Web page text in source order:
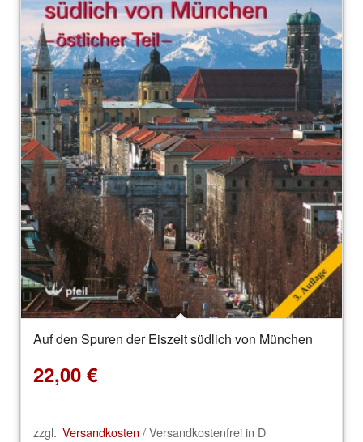
Auf den Spuren der Eiszeit südlich von München
22,00 €
zzgl. Versandkosten / Versandkostenfrei in D